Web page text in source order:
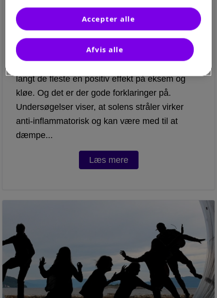
Sol og sommer er godt for de fleste – også
for dig med eksem
Atopisk eksem
langt de fleste en positiv effekt på eksem og
kløe. Og det er der gode forklaringer på.
Undersøgelser viser, at solens stråler virker
anti-inflammatorisk og kan være med til at
dæmpe...
Læs mere
Afvis alle
Accepter alle